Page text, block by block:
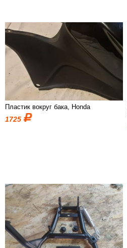
Пластик вокруг бака, Honda
1725